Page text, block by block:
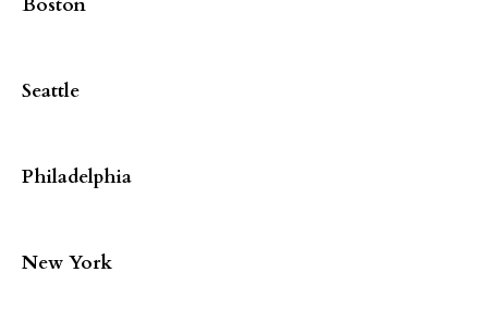
Seattle
Philadelphia
New York